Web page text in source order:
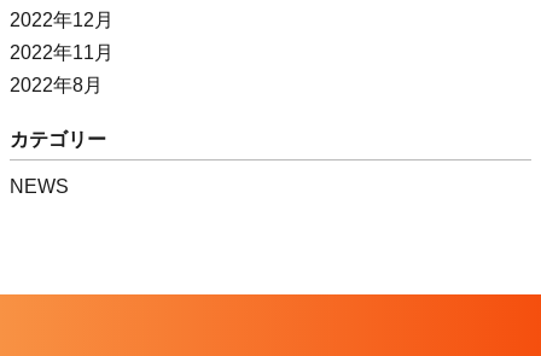
2022年12月
2022年11月
2022年8月
カテゴリー
NEWS